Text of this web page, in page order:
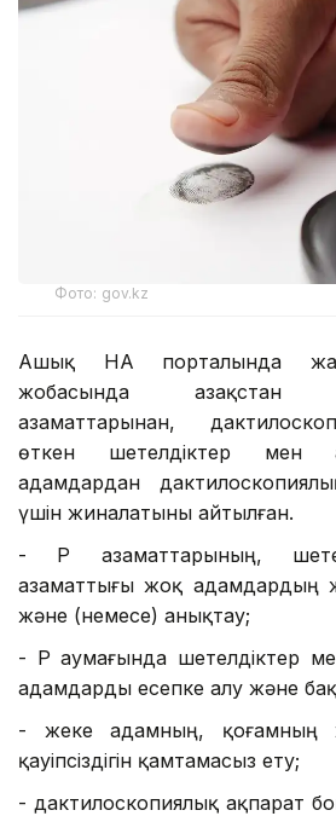
Фото: gov.kz
Ашық НҚА порталында
жобасында Қазақстан
азаматтарынан,
өткен шетелдіктер мен
адамдардан
үшін жиналатыны айтылған.
- ҚР азаматтарының,
азаматтығы жоқ адамдардың
және (немесе) анықтау;
- ҚР аумағында шетелдіктер
адамдарды есепке алу және
- жеке адамның, қоғамның
қауіпсіздігін қамтамасыз ету;
- дактилоскопиялық ақпарат